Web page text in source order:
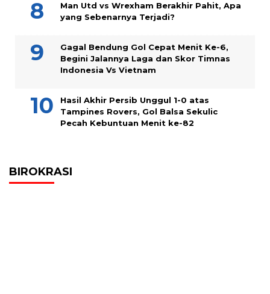
Man Utd vs Wrexham Berakhir Pahit, Apa
yang Sebenarnya Terjadi?
Gagal Bendung Gol Cepat Menit Ke-6,
Begini Jalannya Laga dan Skor Timnas
Indonesia Vs Vietnam
Hasil Akhir Persib Unggul 1-0 atas
Tampines Rovers, Gol Balsa Sekulic
Pecah Kebuntuan Menit ke-82
BIROKRASI